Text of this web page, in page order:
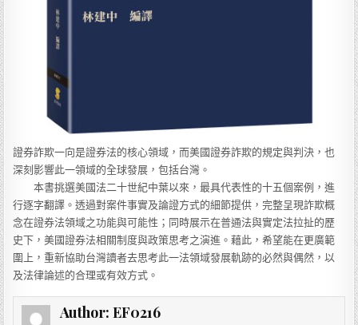
證券詐欺一向是證券法的核心領域，而美國證券詐欺的規定與判決，也
深刻影響此一領域的全球發展，包括台灣。
本書挑選美國法二十世紀中葉以來，最具代表性的十五個案例，進
行逐字翻譯。透過對案件事實及論證方式的細節提供，完整呈現詐欺概
念在證券法領域之功能與可能性；同時展示在普通法與實定法拉扯的歷
史下，美國證券法相關制度與政策思考之演進。藉此，希望能在更廣範
圍上，重新協助台灣讀者去思考此一法領域發展軌跡的必然與偶然，以
及法律論述的合理或有效方式。
Author: EF0216